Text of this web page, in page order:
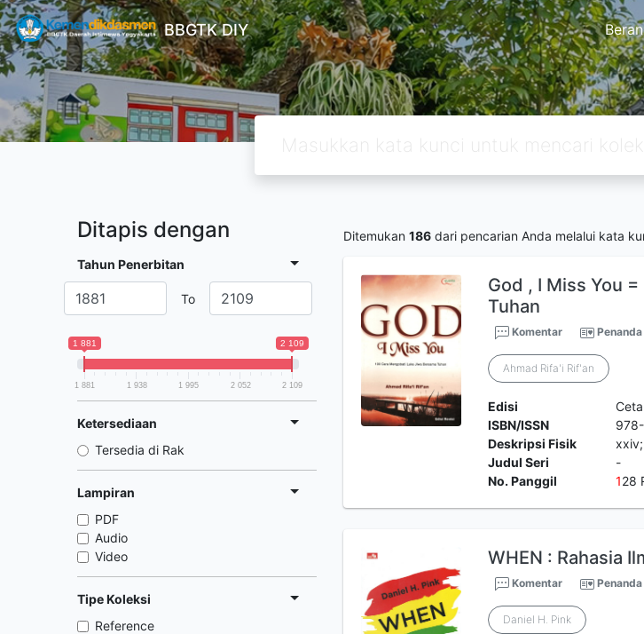
BBGTK DIY
Ditapis dengan
Tahun Penerbitan
To
1 881 2 109
1 881 1 938 1 995 2 052 2 109
Ketersediaan
Tersedia di Rak
Lampiran
PDF
Audio
Video
Tipe Koleksi
Reference
Ditemukan 186 dari pencarian Anda melalui kata
God , I Miss You =
Tuhan
Komentar Penanda
Ahmad Rifa'i Rif'an
Edisi
ISBN/ISSN
Deskripsi Fisik
Judul Seri
-
No. Panggil
128
WHEN : Rahasia
Komentar Penanda
Daniel H. Pink